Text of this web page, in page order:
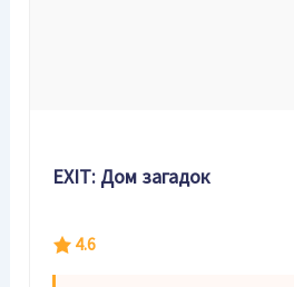
EXIT: Дом загадок
4.6